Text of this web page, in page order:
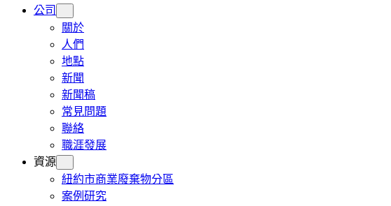
公司
關於
人們
地點
新聞
新聞稿
常見問題
聯絡
職涯發展
資源
紐約市商業廢棄物分區
案例研究